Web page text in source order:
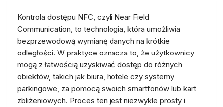
Kontrola dostępu NFC, czyli Near Field
Communication, to technologia, która umożliwia
bezprzewodową wymianę danych na krótkie
odległości. W praktyce oznacza to, że użytkownicy
mogą z łatwością uzyskiwać dostęp do różnych
obiektów, takich jak biura, hotele czy systemy
parkingowe, za pomocą swoich smartfonów lub kart
zbliżeniowych. Proces ten jest niezwykle prosty i